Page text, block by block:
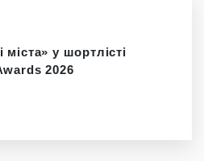
у шортлісті
2026